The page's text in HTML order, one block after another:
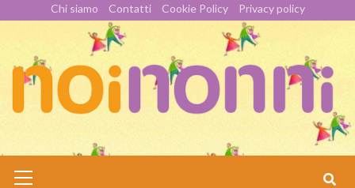
content
Chi siamo Contatti Cookie Policy Privacy policy
Menu